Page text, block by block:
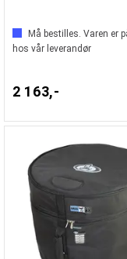
Må bestilles. Varen er
hos vår leverandør
2 163,-